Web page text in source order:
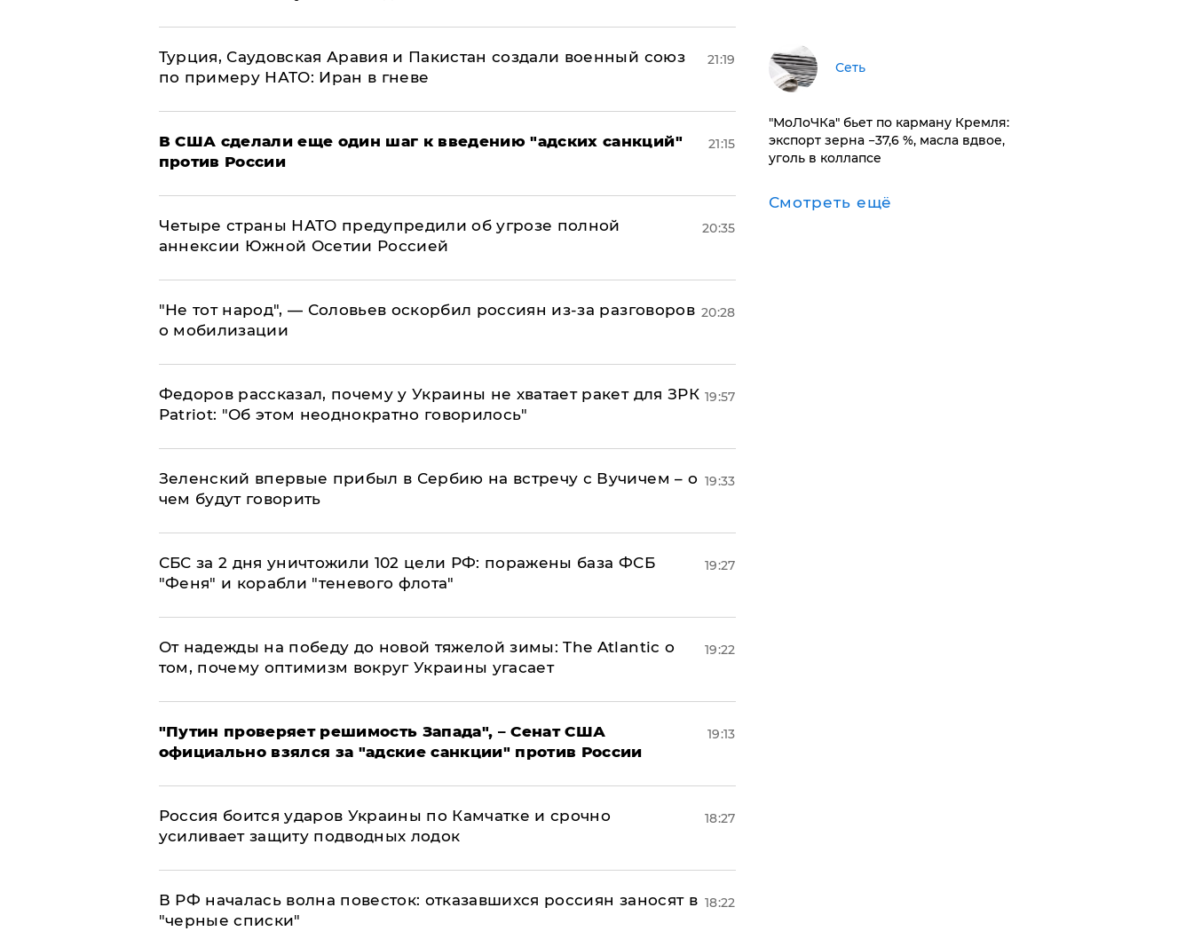
Турция, Саудовская Аравия и Пакистан создали военный союз
по примеру НАТО: Иран в гневе
21:19
В США сделали еще один шаг к введению "адских санкций"
против России
21:15
Четыре страны НАТО предупредили об угрозе полной
аннексии Южной Осетии Россией
20:35
​"Не тот народ", — Соловьев оскорбил россиян из-за разговоров
о мобилизации
20:28
Федоров рассказал, почему у Украины не хватает ракет для ЗРК
Patriot: "Об этом неоднократно говорилось"
19:57
Зеленский впервые прибыл в Сербию на встречу с Вучичем – о
чем будут говорить
19:33
СБС за 2 дня уничтожили 102 цели РФ: поражены база ФСБ
"Феня" и корабли "теневого флота"
19:27
От надежды на победу до новой тяжелой зимы: The Atlantic о
том, почему оптимизм вокруг Украины угасает
19:22
"Путин проверяет решимость Запада", – Сенат США
официально взялся за "адские санкции" против России
19:13
Россия боится ударов Украины по Камчатке и срочно
усиливает защиту подводных лодок
18:27
​В РФ началась волна повесток: отказавшихся россиян заносят в
"черные списки"
18:22
Сеть
​"МоЛоЧКа" бьет по карману Кремля:
экспорт зерна −37,6 %, масла вдвое,
уголь в коллапсе
Смотреть ещё